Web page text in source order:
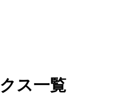
ス一覧